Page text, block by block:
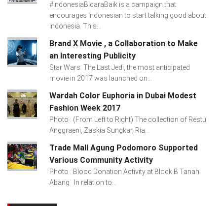
#IndonesiaBicaraBaik is a campaign that
encourages Indonesian to start talking good about
Indonesia. This...
Brand X Movie , a Collaboration to Make
an Interesting Publicity
Star Wars: The Last Jedi, the most anticipated
movie in 2017 was launched on...
Wardah Color Euphoria in Dubai Modest
Fashion Week 2017
Photo : (From Left to Right) The collection of Restu
Anggraeni, Zaskia Sungkar, Ria...
Trade Mall Agung Podomoro Supported
Various Community Activity
Photo : Blood Donation Activity at Block B Tanah
Abang In relation to...